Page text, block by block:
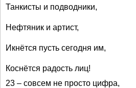
Танкисты и подводники,
Нефтяник и артист,
Икнётся пусть сегодня им,
Коснётся радость лиц!
23 – совсем не просто цифра,